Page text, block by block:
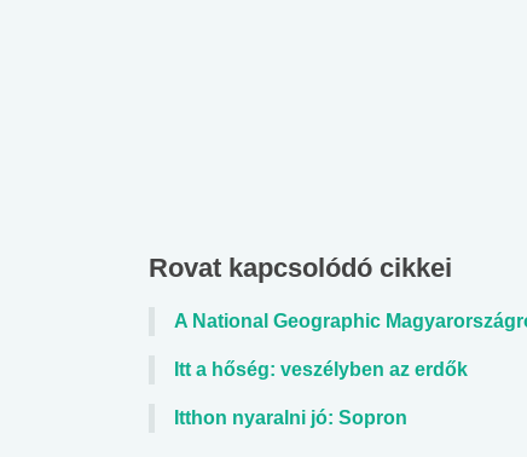
Rovat kapcsolódó cikkei
A National Geographic
Itt a hőség: veszélyben az erdők
Itthon nyaralni jó: Sopron